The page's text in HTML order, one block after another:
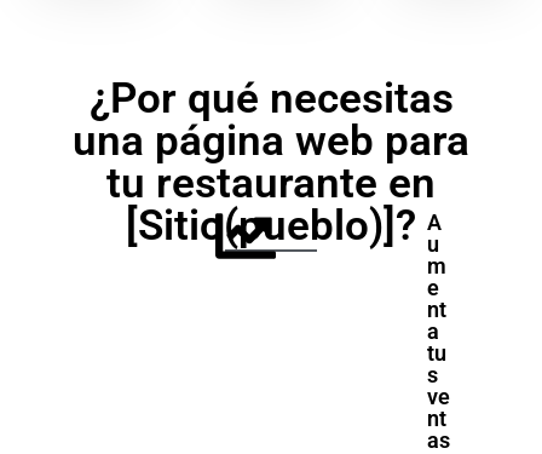
¿Por qué necesitas
una página web para
tu restaurante en
[Sitio(pueblo)]? A
u
m
e
nt
a
tu
s
ve
nt
as